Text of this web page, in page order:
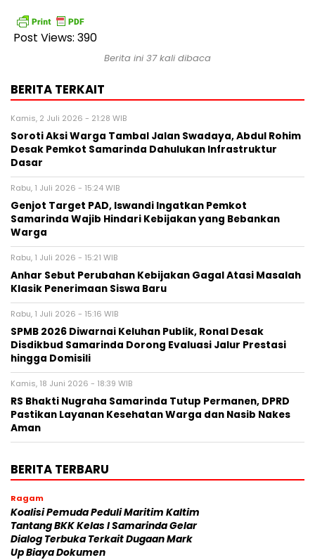
Post Views: 390
Berita ini 37 kali dibaca
BERITA TERKAIT
Kamis, 2 Juli 2026 - 21:28 WIB
Soroti Aksi Warga Tambal Jalan Swadaya, Abdul Rohim
Desak Pemkot Samarinda Dahulukan Infrastruktur
Dasar
Rabu, 1 Juli 2026 - 15:24 WIB
Genjot Target PAD, Iswandi Ingatkan Pemkot
Samarinda Wajib Hindari Kebijakan yang Bebankan
Warga
Rabu, 1 Juli 2026 - 15:21 WIB
Anhar Sebut Perubahan Kebijakan Gagal Atasi Masalah
Klasik Penerimaan Siswa Baru
Rabu, 1 Juli 2026 - 15:16 WIB
SPMB 2026 Diwarnai Keluhan Publik, Ronal Desak
Disdikbud Samarinda Dorong Evaluasi Jalur Prestasi
hingga Domisili
Kamis, 18 Juni 2026 - 18:39 WIB
RS Bhakti Nugraha Samarinda Tutup Permanen, DPRD
Pastikan Layanan Kesehatan Warga dan Nasib Nakes
Aman
BERITA TERBARU
Ragam
Koalisi Pemuda Peduli Maritim Kaltim
Tantang BKK Kelas I Samarinda Gelar
Dialog Terbuka Terkait Dugaan Mark
Up Biaya Dokumen